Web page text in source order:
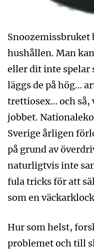
Snoozemissbruket
hushållen. Man
eller dit inte spelar
läggs de på hög…
trettiosex… och så,
jobbet.
Sverige årligen
på grund av
naturligtvis inte
fula tricks för att
som en
Hur som helst,
problemet och till